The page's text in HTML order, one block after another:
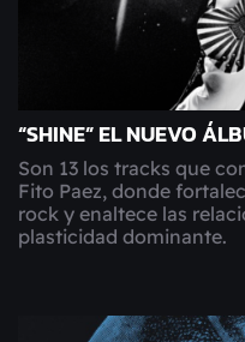
“SHINE” EL NUEVO
Son 13 los tracks que
Fito Paez, donde
rock y enaltece las
plasticidad dominante.